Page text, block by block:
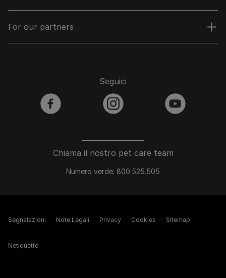
For our partners
Chiama il nostro pet care team
Numero verde: 800.525.505
Seguici
facebook instagram youtube
Segnalazioni Note Legali Privacy Cookies Sitemap
Netiquette